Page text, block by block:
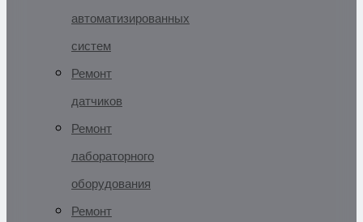
автоматизированных
систем
Ремонт
датчиков
Ремонт
лабораторного
оборудования
Ремонт